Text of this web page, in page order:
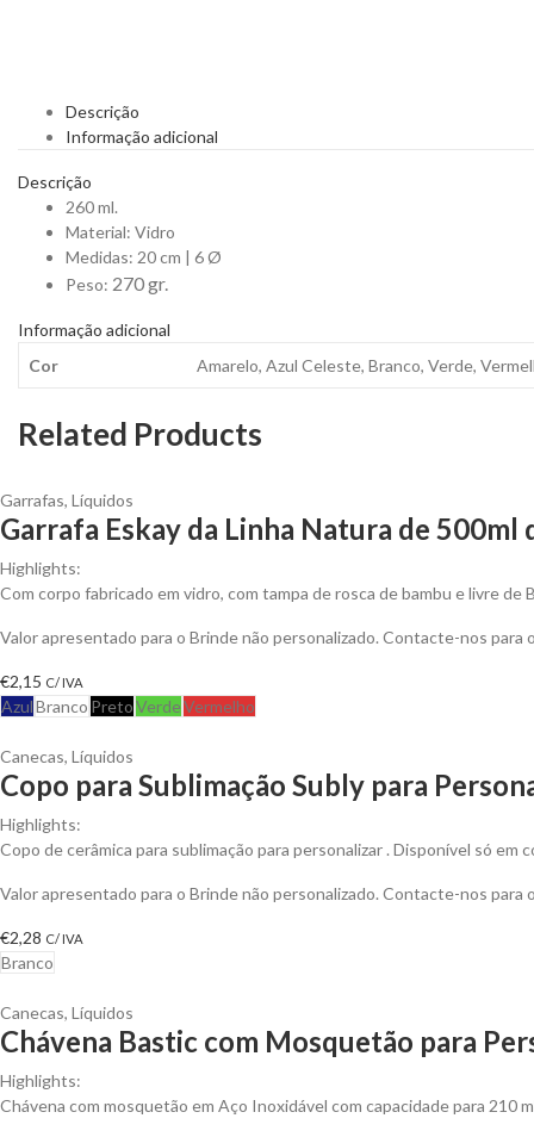
Descrição
Informação adicional
Descrição
260 ml.
Material: Vidro
Medidas: 20 cm | 6 Ø
Peso: 270 gr.
Informação adicional
Cor
Amarelo, Azul Celeste, Branco, Verde,
Related Products
Garrafas, Líquidos
Garrafa Eskay da Linha Natura de 500ml
Highlights:
Com corpo fabricado em vidro, com tampa de rosca de bambu e livre de
Valor apresentado para o Brinde não personalizado. Contacte-nos
€2,15 C/ IVA
AzulBranco PretoVerdeVermelho
Canecas, Líquidos
Copo para Sublimação Subly para
Highlights:
Copo de cerâmica para sublimação para personalizar . Disponível só em
Valor apresentado para o Brinde não personalizado. Contacte-nos
€2,28 C/ IVA
Branco
Canecas, Líquidos
Chávena Bastic com Mosquetão para
Highlights:
Chávena com mosquetão em Aço Inoxidável com capacidade para 210